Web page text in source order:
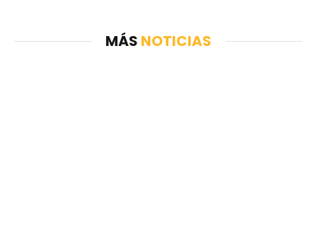
MÁS NOTICIAS